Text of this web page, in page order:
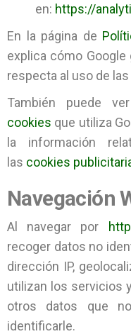
en: https://
En la página de
explica cómo
respecta al uso de
También puede
cookies que utiliza
la información
las cookies
Navegación
Al navegar por
recoger datos no
dirección IP,
utilizan los servicios
otros datos que
identificarle.